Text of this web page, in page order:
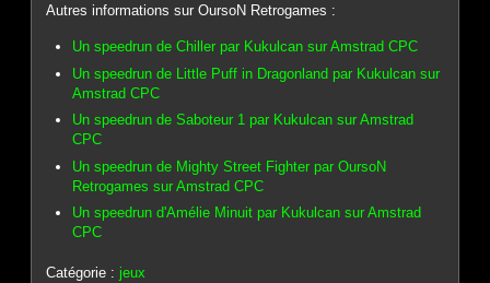
Autres informations sur OursoN Retrogames :
Un speedrun de Chiller par Kukulcan sur Amstrad CPC
Un speedrun de Little Puff in Dragonland par Kukulcan sur
Amstrad CPC
Un speedrun de Saboteur 1 par Kukulcan sur Amstrad
CPC
Un speedrun de Mighty Street Fighter par OursoN
Retrogames sur Amstrad CPC
Un speedrun d'Amélie Minuit par Kukulcan sur Amstrad
CPC
Catégorie :jeux